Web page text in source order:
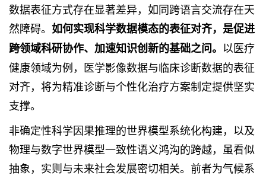
数据表征方式存在显著差异，如同跨语言交流存在天
然障碍。 如何实现科学数据模态的表征对齐，是促进
跨领域科研协作、加速知识创新的基础之问。 以医疗
健康领域为例，医学影像数据与临床诊断数据的表征
对齐，将为精准诊断与个性化治疗方案制定提供坚实
支撑。
非确定性科学因果推理的世界模型系统化构建，以及
物理与数字世界模型一致性语义鸿沟的跨越，虽看似
抽象，实则与未来社会发展密切相关。前者为气候系